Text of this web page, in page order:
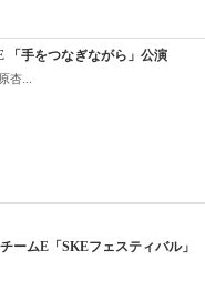
「手をつなぎながら」公演
杏...
ームE「SKEフェスティバル」